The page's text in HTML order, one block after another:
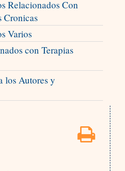
Relacionados Con
Cronicas
Varios
con Terapias
los Autores y